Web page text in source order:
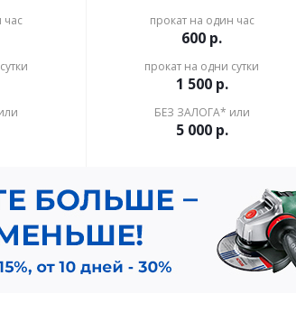
час
прокат на один час
600 р.
прокат на одни сутки
1 500р.
БЕЗ ЗАЛОГА* или
5 000р.